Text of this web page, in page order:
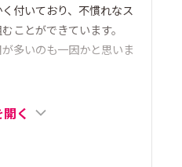
付いており、不慣れなス
ことができています。
多いのも一因かと思いま
く